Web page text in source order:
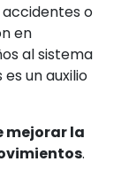
accidentes o
en
al sistema
un auxilio
mejorar la
.